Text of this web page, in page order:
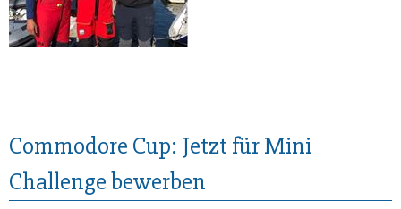
Commodore Cup: Jetzt für Mini
Challenge bewerben